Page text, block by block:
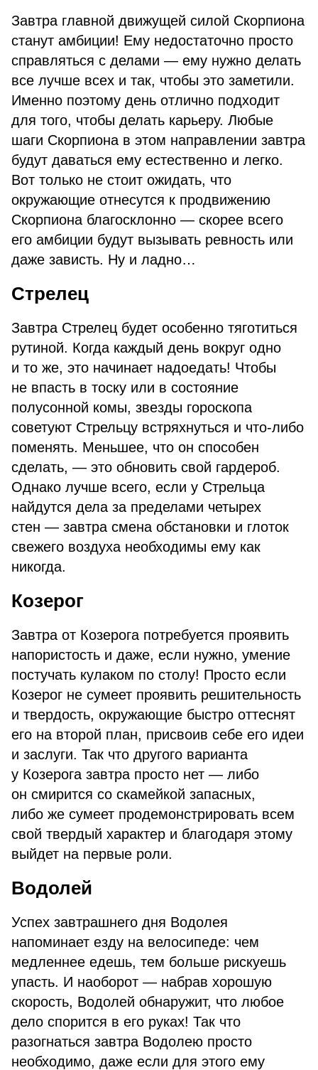
Завтра главной движущей силой Скорпиона
станут амбиции! Ему недостаточно просто
справляться с делами — ему нужно делать
все лучше всех и так, чтобы это заметили.
Именно поэтому день отлично подходит
для того, чтобы делать карьеру. Любые
шаги Скорпиона в этом направлении завтра
будут даваться ему естественно и легко.
Вот только не стоит ожидать, что
окружающие отнесутся к продвижению
Скорпиона благосклонно — скорее всего
его амбиции будут вызывать ревность или
даже зависть. Ну и ладно…
Стрелец
Завтра Стрелец будет особенно тяготиться
рутиной. Когда каждый день вокруг одно
и то же, это начинает надоедать! Чтобы
не впасть в тоску или в состояние
полусонной комы, звезды гороскопа
советуют Стрельцу встряхнуться и что-либо
поменять. Меньшее, что он способен
сделать, — это обновить свой гардероб.
Однако лучше всего, если у Стрельца
найдутся дела за пределами четырех
стен — завтра смена обстановки и глоток
свежего воздуха необходимы ему как
никогда.
Козерог
Завтра от Козерога потребуется проявить
напористость и даже, если нужно, умение
постучать кулаком по столу! Просто если
Козерог не сумеет проявить решительность
и твердость, окружающие быстро оттеснят
его на второй план, присвоив себе его идеи
и заслуги. Так что другого варианта
у Козерога завтра просто нет — либо
он смирится со скамейкой запасных,
либо же сумеет продемонстрировать всем
свой твердый характер и благодаря этому
выйдет на первые роли.
Водолей
Успех завтрашнего дня Водолея
напоминает езду на велосипеде: чем
медленнее едешь, тем больше рискуешь
упасть. И наоборот — набрав хорошую
скорость, Водолей обнаружит, что любое
дело спорится в его руках! Так что
разогнаться завтра Водолею просто
необходимо, даже если для этого ему